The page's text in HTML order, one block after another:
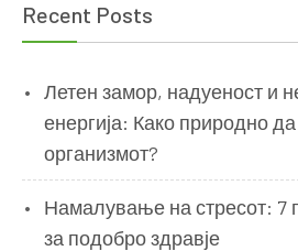
Recent Posts
Летен замор, надуеност и
енергија: Како природно
организмот?
Намалување на стресот: 7
за подобро здравје